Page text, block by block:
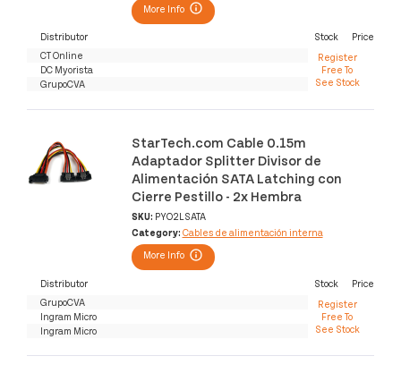
More Info
Distributor Stock
Price
CT Online
Register
Free To
See Stock
DC Myorista
GrupoCVA
StarTech.com Cable 0.15m
Adaptador Splitter Divisor de
Alimentación SATA Latching con
Cierre Pestillo - 2x Hembra
SKU: PYO2LSATA
Category: Cables de alimentación interna
More Info
Distributor Stock
Price
GrupoCVA
Register
Free To
See Stock
Ingram Micro
Ingram Micro